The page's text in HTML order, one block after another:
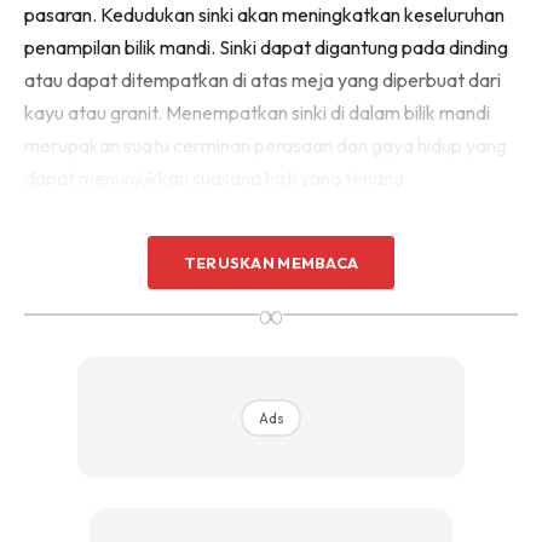
Sentuhan Midas penuh kemewahan dan elegant
untuk kediaman anda.
Rahsia dari IMPIANA, download sekarang di
pasaran. Kedudukan sinki akan meningkatkan keseluruhan
penampilan bilik mandi. Sinki dapat digantung pada dinding
atau dapat ditempatkan di atas meja yang diperbuat dari
kayu atau granit. Menempatkan sinki di dalam bilik mandi
merupakan suatu cerminan perasaan dan gaya hidup yang
TERUSKAN MEMBACA
∞
Ads